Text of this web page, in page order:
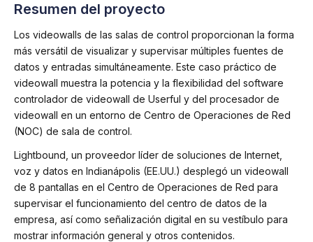
Resumen del proyecto
Los videowalls de las salas de control proporcionan la forma
más versátil de visualizar y supervisar múltiples fuentes de
datos y entradas simultáneamente. Este caso práctico de
videowall muestra la potencia y la flexibilidad del software
controlador de videowall de Userful y del procesador de
videowall en un entorno de Centro de Operaciones de Red
(NOC) de sala de control.
Lightbound, un proveedor líder de soluciones de Internet,
voz y datos en Indianápolis (EE.UU.) desplegó un videowall
de 8 pantallas en el Centro de Operaciones de Red para
supervisar el funcionamiento del centro de datos de la
empresa, así como señalización digital en su vestíbulo para
mostrar información general y otros contenidos.